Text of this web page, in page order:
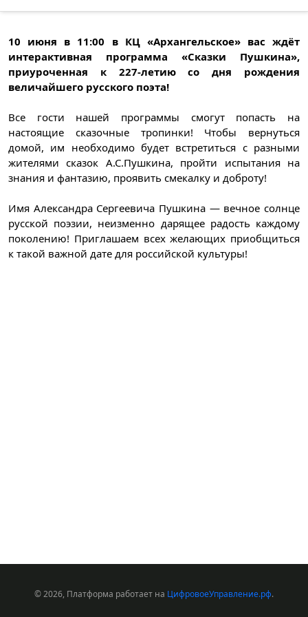
10 июня в 11:00 в КЦ «Архангельское» вас ждёт
интерактивная программа «Сказки Пушкина»,
приуроченная к 227-летию со дня рождения
величайшего русского поэта!
Все гости нашей программы смогут попасть на
настоящие сказочные тропинки! Чтобы вернуться
домой, им необходимо будет встретиться с разными
жителями сказок А.С.Пушкина, пройти испытания на
знания и фантазию, проявить смекалку и доброту!
Имя Александра Сергеевича Пушкина — вечное солнце
русской поэзии, неизменно дарящее радость каждому
поколению! Приглашаем всех желающих приобщиться
к такой важной дате для российской культуры!
© 2026, Платформа работает на ЦифровоеУправление.рф.